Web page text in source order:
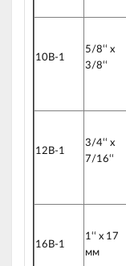
10B-1
5/8‘‘ x
3/8‘‘
12B-1
3/4‘‘ x
7/16‘‘
16B-1
1‘‘ x 17
мм